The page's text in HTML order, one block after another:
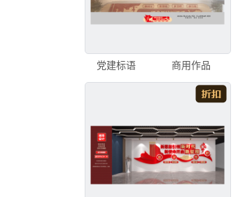
党建标语 商用作品